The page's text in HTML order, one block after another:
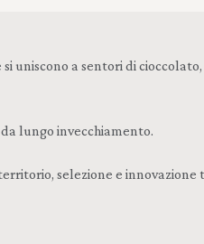
a sentori di
lungo invecchiamento.
selezione e